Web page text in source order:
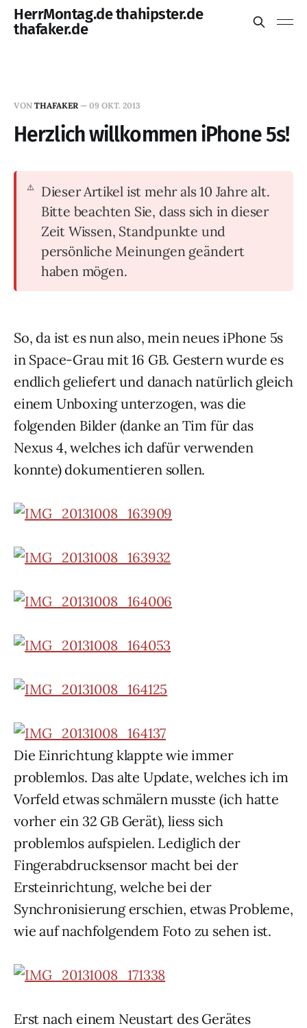
HerrMontag.de thahipster.de
thafaker.de
VON THAFAKER — 09 OKT. 2013
Herzlich willkommen iPhone 5s!
Dieser Artikel ist mehr als 10 Jahre alt.
Bitte beachten Sie, dass sich in dieser
Zeit Wissen, Standpunkte und
persönliche Meinungen geändert
haben mögen.
So, da ist es nun also, mein neues iPhone 5s
in Space-Grau mit 16 GB. Gestern wurde es
endlich geliefert und danach natürlich gleich
einem Unboxing unterzogen, was die
folgenden Bilder (danke an Tim für das
Nexus 4, welches ich dafür verwenden
konnte) dokumentieren sollen.
Die Einrichtung klappte wie immer
problemlos. Das alte Update, welches ich im
Vorfeld etwas schmälern musste (ich hatte
vorher ein 32 GB Gerät), liess sich
problemlos aufspielen. Lediglich der
Fingerabdrucksensor macht bei der
Ersteinrichtung, welche bei der
Synchronisierung erschien, etwas Probleme,
wie auf nachfolgendem Foto zu sehen ist.
Erst nach einem Neustart des Gerätes